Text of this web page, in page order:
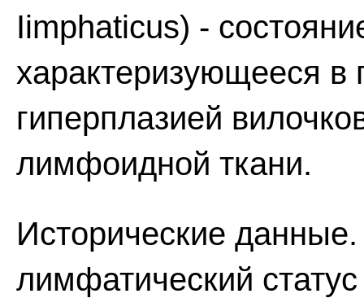
Iimphaticus) -
характеризующееся в
гиперплазией
лимфоидной ткани.
Исторические
лимфатический